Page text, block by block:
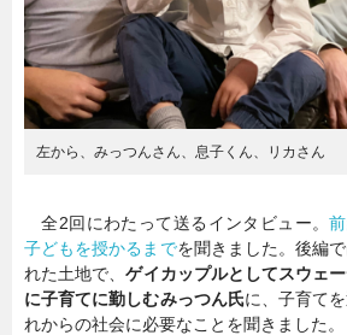
左から、みっつんさん、息子くん、リカさん
全2回にわたって送るインタビュー。
子どもを授かるまでを聞きました。後編
れた土地で、ゲイカップルとしてスウェ
に子育てに勤しむみっつん氏に、子育て
れからの社会に必要なことを聞きました。